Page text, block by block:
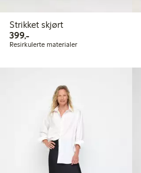
Strikket skjørt
399,-399,00 kr
Resirkulerte materialer